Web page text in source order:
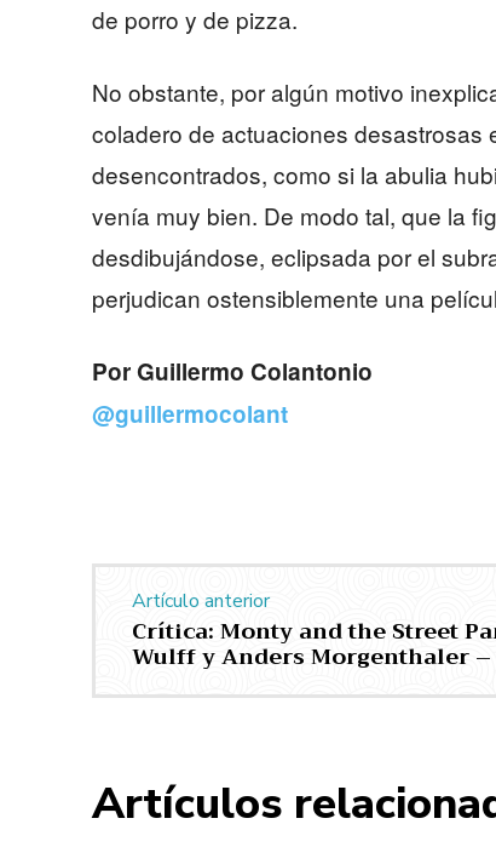
de porro y de pizza.
No obstante, por algún motivo
coladero de actuaciones desastrosas
desencontrados, como si la abulia
venía muy bien. De modo tal, que la
desdibujándose, eclipsada por el
perjudican ostensiblemente una
Por Guillermo Colantonio
@guillermocolant
Artículo anterior
Crítica: Monty and the Street
Wulff y Anders Morgenthaler –
Artículos